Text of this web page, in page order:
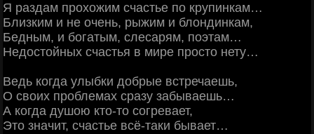
Я раздам прохожим счастье по крупинкам…
Близким и не очень, рыжим и блондинкам,
Бедным, и богатым, слесарям, поэтам…
Недостойных счастья в мире просто нету…
Ведь когда улыбки добрые встречаешь,
О своих проблемах сразу забываешь…
А когда душою кто-то согревает,
Это значит, счастье всё-таки бывает…